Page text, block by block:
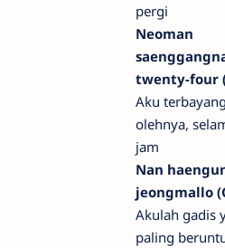
pergi
Neoman
twenty-four
Aku terbayang
olehnya,
jam
Nan
jeongmallo
Akulah gadis
paling